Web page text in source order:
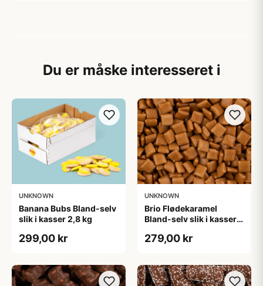
Du er måske interesseret i
UNKNOWN
Banana Bubs Bland-selv
slik i kasser 2,8 kg
299,00 kr
UNKNOWN
Brio Flødekaramel
Bland-selv slik i kasser 2
279,00 kr